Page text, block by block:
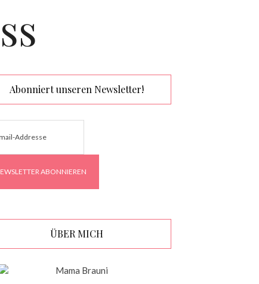
Abonniert unseren Newsletter!
ÜBER MICH